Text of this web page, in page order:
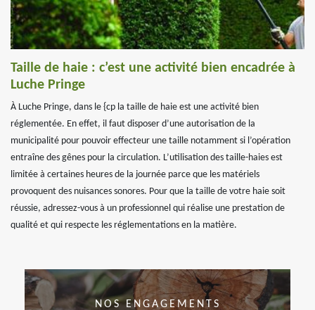
Taille de haie : c’est une activité bien encadrée à
Luche Pringe
À Luche Pringe, dans le {cp la taille de haie est une activité bien
réglementée. En effet, il faut disposer d’une autorisation de la
municipalité pour pouvoir effecteur une taille notamment si l’opération
entraîne des gênes pour la circulation. L’utilisation des taille-haies est
limitée à certaines heures de la journée parce que les matériels
provoquent des nuisances sonores. Pour que la taille de votre haie soit
réussie, adressez-vous à un professionnel qui réalise une prestation de
qualité et qui respecte les réglementations en la matière.
NOS ENGAGEMENTS